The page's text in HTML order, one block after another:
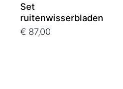
Set
ruitenwisserbladen
€ 87,00